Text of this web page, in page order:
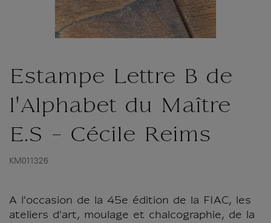
Estampe Lettre B de
l'Alphabet du Maître
E.S - Cécile Reims
KM011326
A l'occasion de la 45e édition de la FIAC, les
ateliers d'art, moulage et chalcographie, de la